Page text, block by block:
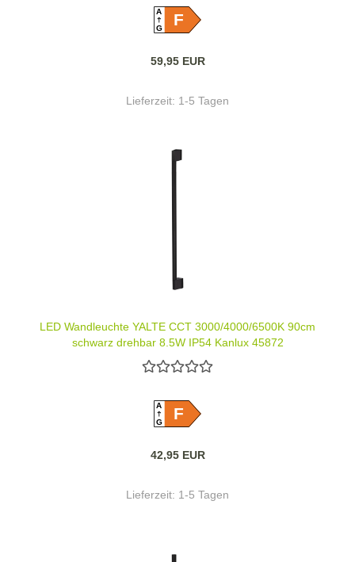
A
GF
59,95 EUR
Lieferzeit: 1-5 Tagen
LED Wandleuchte YALTE CCT 3000/4000/6500K 90cm
schwarz drehbar 8,5W IP54 Kanlux 45872
A
GF
42,95 EUR
Lieferzeit: 1-5 Tagen